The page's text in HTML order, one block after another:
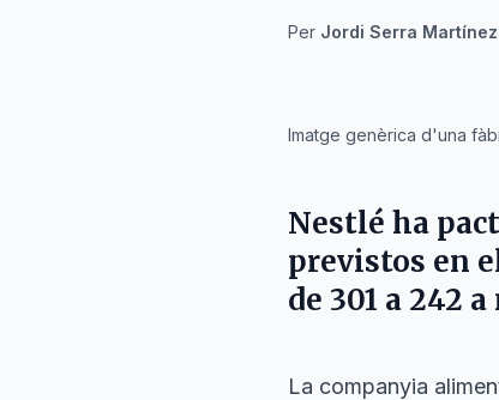
Per Jordi Serra Martínez
Imatge genèrica d'una
Nestlé ha
previstos en
de 301 a 242
La companyia